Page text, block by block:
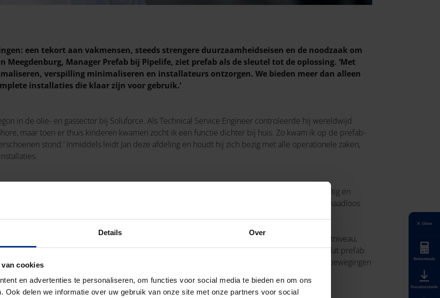
Details Over
cookies
en advertenties te personaliseren, om functies voor social media te bieden en om ons
Ook delen we informatie over uw gebruik van onze site met onze partners voor social
een tekort aan vakmensen, steeds strengere duurzaamheidseisen en de noodzaak om
Meegdenburg, Manager Prefab bij Pipelife, ziet prefab als de sleutel tot de oplossing. ‘Met
verspilling minimaliseren en installateurs ontzorgen. We bieden meer dan alleen
installaties die klaar zijn voor gebruik.’
in de olie- en gassector bij Soluforce. Als Technical Service Engineer controleerde hij wereldwijd
maar toen er thuis kinderen kwamen zocht ik een functie dichter bij huis. Zo kwam ik op de prefab-
stond.’ Inmiddels leidt Jan deze afdeling en houdt hij zich bezig met alle operationele zaken,
prefab oplossingen voor binnenriolering, vloerverwarming en elektra. ‘We werken projectmatig en
en vraagt om specifieke oplossingen. We engineeren installaties in 3D en zorgen dat ze naadloos
Dit bespaart tijd, materiaal en arbeidsuren op de bouwplaats.’
met verschillende lagen binnen de bouwwereld. ‘We beginnen op managementniveau,
moeten ook de inkopers en installateurs overtuigd worden. Vaak is er scepsis, omdat prefab
het aan ons om de voordelen op lange termijn te laten zien: minder afval, minder transportbewegingen
Close
Rekentools
Documentatie